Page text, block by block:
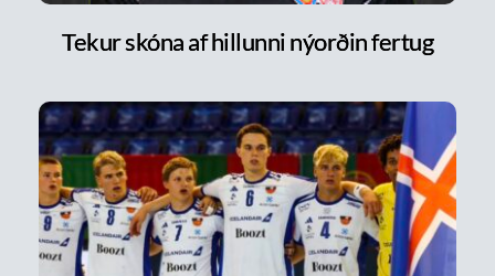
Tekur skóna af hillunni nýorðin fertug